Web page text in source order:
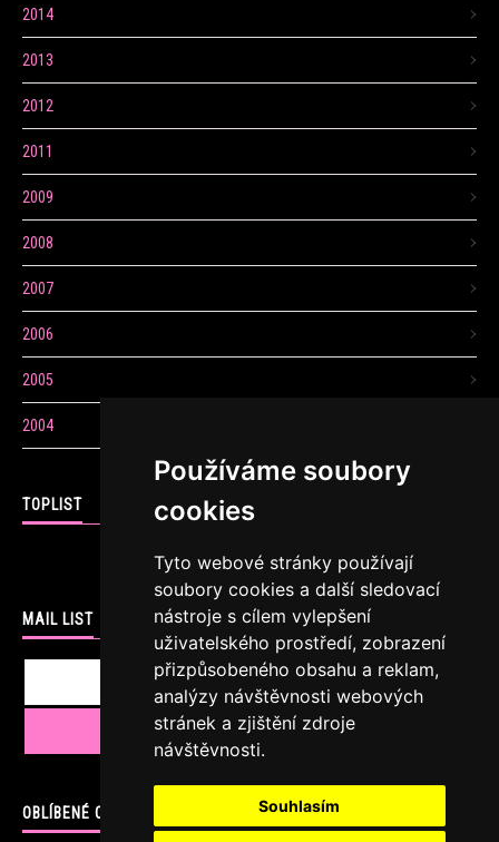
Používáme soubory
cookies
Tyto webové stránky používají
soubory cookies a další sledovací
nástroje s cílem vylepšení
uživatelského prostředí, zobrazení
přizpůsobeného obsahu a reklam,
analýzy návštěvnosti webových
stránek a zjištění zdroje
návštěvnosti.
Souhlasím
2014
2013
2012
2011
2009
2008
2007
2006
2005
2004
TOPLIST
MAIL LIST
OBLÍBENÉ ODKAZY